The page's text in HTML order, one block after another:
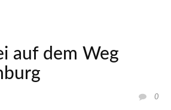
auf dem Weg
0